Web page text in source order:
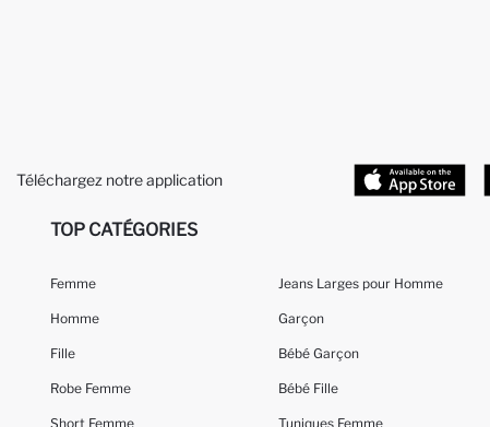
Téléchargez notre application
TOP CATÉGORIES
Femme
Homme
Fille
Robe Femme
Short Femme
Jeans Larges pour Homme
Garçon
Bébé Garçon
Bébé Fille
Tuniques Femme